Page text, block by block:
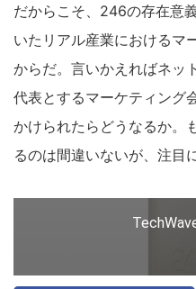
だからこそ、246の存在意
いたリアル産業におけるマ
からだ。言いかえればネッ
代表とするマーケティング
かけられたらどうなるか。
るのは間違いないが、注目